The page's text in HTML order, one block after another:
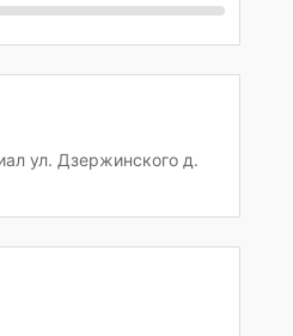
ул. Дзержинского д.